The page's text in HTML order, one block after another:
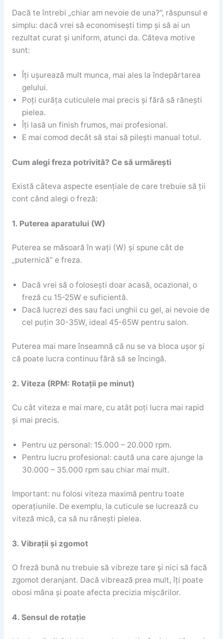
Dacă te întrebi „chiar am nevoie de una?”, răspunsul e
simplu: dacă vrei să economisești timp și să ai un
rezultat curat și uniform, atunci da. Câteva motive
sunt:
Îți ușurează mult munca, mai ales la îndepărtarea
gelului.
Poți curăța cuticulele mai precis și fără să rănești
pielea.
Îți lasă un finish frumos, mai profesional.
E mai comod decât să stai să pilești manual totul.
Cum alegi freza potrivită? Ce să urmărești
Există câteva aspecte esențiale de care trebuie să ții
cont când alegi o freză:
1. Puterea aparatului (W)
Puterea se măsoară în wați (W) și spune cât de
„puternică” e freza.
Dacă vrei să o folosești doar acasă, ocazional, o
freză cu 15-25W e suficientă.
Dacă lucrezi des sau faci unghii cu gel, ai nevoie de
cel puțin 30-35W, ideal 45-65W pentru salon.
Puterea mai mare înseamnă că nu se va bloca ușor și
că poate lucra continuu fără să se încingă.
2. Viteza (RPM: Rotații pe minut)
Cu cât viteza e mai mare, cu atât poți lucra mai rapid
și mai precis.
Pentru uz personal: 15.000 – 20.000 rpm.
Pentru lucru profesional: caută una care ajunge la
30.000 – 35.000 rpm sau chiar mai mult.
Important: nu folosi viteza maximă pentru toate
operațiunile. De exemplu, la cuticule se lucrează cu
viteză mică, ca să nu rănești pielea.
3. Vibrații și zgomot
O freză bună nu trebuie să vibreze tare și nici să facă
zgomot deranjant. Dacă vibrează prea mult, îți poate
obosi mâna și poate afecta precizia mișcărilor.
4. Sensul de rotație